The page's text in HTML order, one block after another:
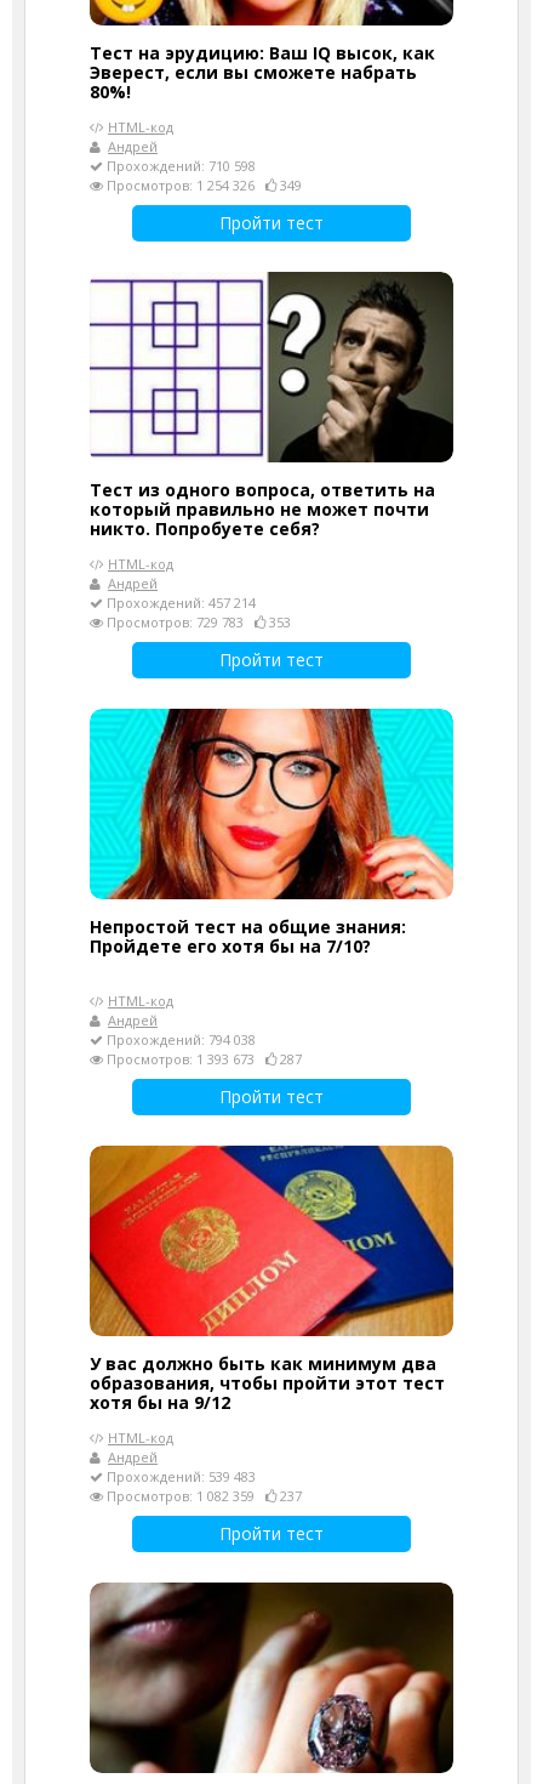
Тест на эрудицию: Ваш IQ высок, как
Эверест, если вы сможете набрать
80%!
HTML-код
Андрей
Прохождений: 710 598
Просмотров: 1 254 326
349
Пройти тест
Тест из одного вопроса, ответить на
который правильно не может почти
никто. Попробуете себя?
HTML-код
Андрей
Прохождений: 457 214
Просмотров: 729 783
353
Пройти тест
Непростой тест на общие знания:
Пройдете его хотя бы на 7/10?
HTML-код
Андрей
Прохождений: 794 038
Просмотров: 1 393 673
287
Пройти тест
У вас должно быть как минимум два
образования, чтобы пройти этот тест
хотя бы на 9/12
HTML-код
Андрей
Прохождений: 539 483
Просмотров: 1 082 359
237
Пройти тест